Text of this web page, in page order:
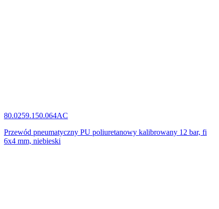
80.0259.150.064AC
Przewód pneumatyczny PU poliuretanowy kalibrowany 12 bar, fi
6x4 mm, niebieski